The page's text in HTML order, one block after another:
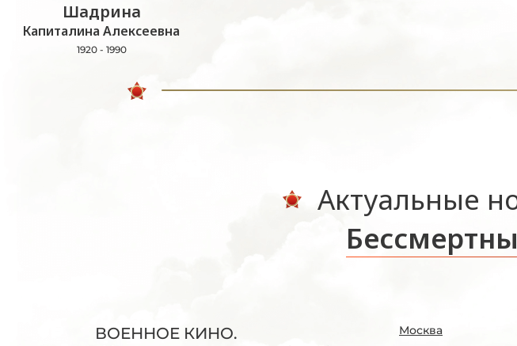
Шадрина
Капиталина Алексеевна
1920 - 1990
Актуальные
ВОЕННОЕ КИНО.
Москва